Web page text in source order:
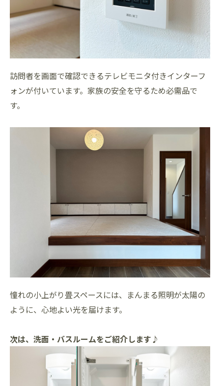
訪問者を画面で確認できるテレビモニタ付きインターフ
ォンが付いています。家族の安全を守るため必需品で
す。
憧れの小上がり畳スペースには、まんまる照明が太陽の
ように、心地よい光を届けます。
次は、洗面・バスルームをご紹介します♪